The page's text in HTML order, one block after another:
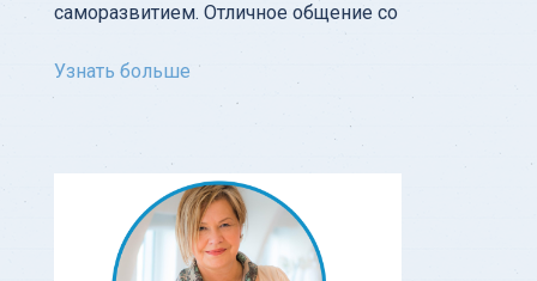
саморазвитием. Отличное общение со
Узнать больше